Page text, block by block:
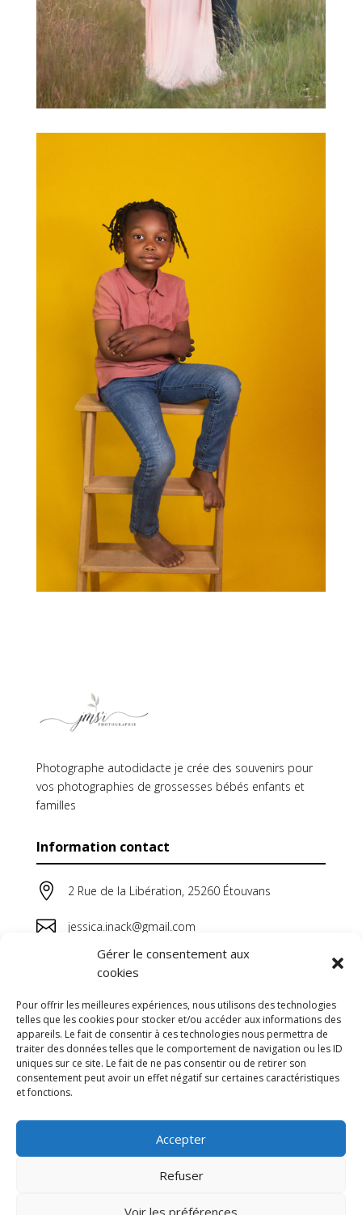
Gérer le consentement aux
cookies
Pour offrir les meilleures expériences, nous utilisons des technologies
telles que les cookies pour stocker et/ou accéder aux informations des
appareils. Le fait de consentir à ces technologies nous permettra de
traiter des données telles que le comportement de navigation ou les ID
uniques sur ce site. Le fait de ne pas consentir ou de retirer son
consentement peut avoir un effet négatif sur certaines caractéristiques
et fonctions.
Accepter
Refuser
Voir les préférences
Photographe autodidacte je crée des souvenirs pour
vos photographies de grossesses bébés enfants et
familles
Information contact
 2 Rue de la Libération, 25260 Étouvans
 jessica.inack@gmail.com
06 64 44 38 20